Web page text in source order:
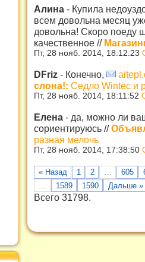
Алина - Купила
всем довольна месяц
довольна! Скоро поеду
качественное //
Пт, 28 нояб. 2014, 18:12:23
DFriz - Конечно,
слона!: Седло Wintec и
Пт, 28 нояб. 2014, 18:11:52
Елена - да, можно ли
сориентируюсь //
разная мелочь
Пт, 28 нояб. 2014, 17:38:50
« Назад 1 2 … 605
1589 1590 Дальше »
Всего 31798.